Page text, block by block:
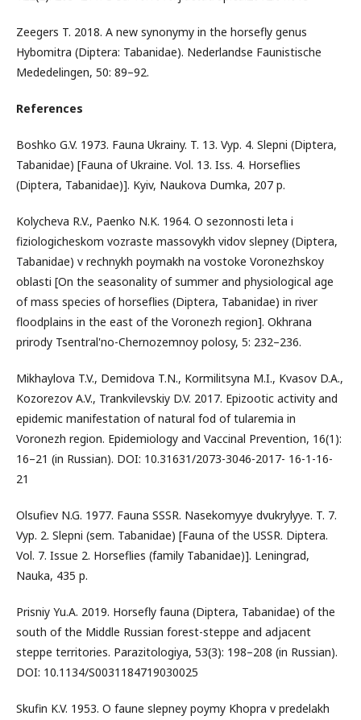
Zeegers T. 2018. A new synonymy in the horsefly genus
Hybomitra (Diptera: Tabanidae). Nederlandse Faunistische
Mededelingen, 50: 89–92.
References
Boshko G.V. 1973. Fauna Ukrainy. T. 13. Vyp. 4. Slepni (Diptera,
Tabanidae) [Fauna of Ukraine. Vol. 13. Iss. 4. Horseflies
(Diptera, Tabanidae)]. Kyiv, Naukova Dumka, 207 p.
Kolycheva R.V., Paenko N.K. 1964. O sezonnosti leta i
fiziologicheskom vozraste massovykh vidov slepney (Diptera,
Tabanidae) v rechnykh poymakh na vostoke Voronezhskoy
oblasti [On the seasonality of summer and physiological age
of mass species of horseflies (Diptera, Tabanidae) in river
floodplains in the east of the Voronezh region]. Okhrana
prirody Tsentral'no-Chernozemnoy polosy, 5: 232–236.
Mikhaylova T.V., Demidova T.N., Kormilitsyna M.I., Kvasov D.A.,
Kozorezov A.V., Trankvilevskiy D.V. 2017. Epizootic activity and
epidemic manifestation of natural fod of tularemia in
Voronezh region. Epidemiology and Vaccinal Prevention, 16(1):
16–21 (in Russian). DOI: 10.31631/2073-3046-2017- 16-1-16-
21
Olsufiev N.G. 1977. Fauna SSSR. Nasekomyye dvukrylyye. T. 7.
Vyp. 2. Slepni (sem. Tabanidae) [Fauna of the USSR. Diptera.
Vol. 7. Issue 2. Horseflies (family Tabanidae)]. Leningrad,
Nauka, 435 p.
Prisniy Yu.A. 2019. Horsefly fauna (Diptera, Tabanidae) of the
south of the Middle Russian forest-steppe and adjacent
steppe territories. Parazitologiya, 53(3): 198–208 (in Russian).
DOI: 10.1134/S0031184719030025
Skufin K.V. 1953. O faune slepney poymy Khopra v predelakh